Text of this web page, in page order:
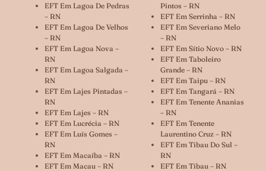
EFT Em Lagoa De Pedras
– RN
EFT Em Lagoa De Velhos
– RN
EFT Em Lagoa Nova –
RN
EFT Em Lagoa Salgada –
RN
EFT Em Lajes Pintadas –
RN
EFT Em Lajes – RN
EFT Em Lucrécia – RN
EFT Em Luís Gomes –
RN
EFT Em Macaíba – RN
EFT Em Macau – RN
Pintos – RN
EFT Em Serrinha – RN
EFT Em Severiano Melo
– RN
EFT Em Sítio Novo – RN
EFT Em Taboleiro
Grande – RN
EFT Em Taipu – RN
EFT Em Tangará – RN
EFT Em Tenente Ananias
– RN
EFT Em Tenente
Laurentino Cruz – RN
EFT Em Tibau Do Sul –
RN
EFT Em Tibau – RN